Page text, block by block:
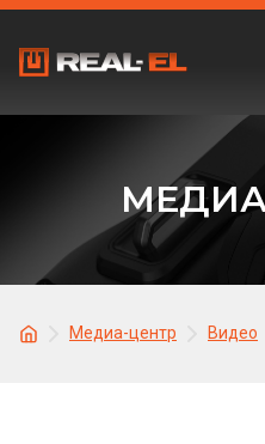
Медиа-центр Видео